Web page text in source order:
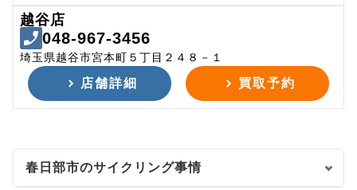
越谷店
048-967-3456
埼玉県越谷市宮本町５丁目２４８－１
店舗詳細 買取予約
春日部市のサイクリング事情